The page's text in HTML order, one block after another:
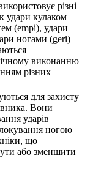
різні
удари кулаком
(empi), удари
ногами (geri)
виконанню
різних
для захисту
Вони
ударів
ногою
що
або зменшити